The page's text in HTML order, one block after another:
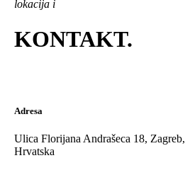
lokacija i
KONTAKT.
Adresa
Ulica Florijana Andrašeca 18, Zagreb,
Hrvatska